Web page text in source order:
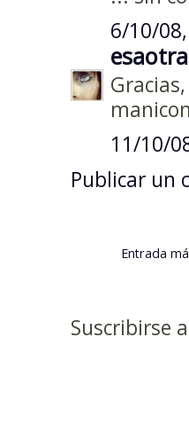
6/10/
esaotra
11/10/
Publicar un
Entrada
Suscribirse